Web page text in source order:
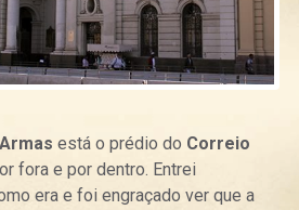
está o prédio do Correio
fora e por dentro. Entrei
era e foi engraçado ver que a